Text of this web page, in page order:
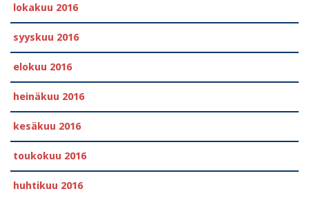
lokakuu 2016
syyskuu 2016
elokuu 2016
heinäkuu 2016
kesäkuu 2016
toukokuu 2016
huhtikuu 2016